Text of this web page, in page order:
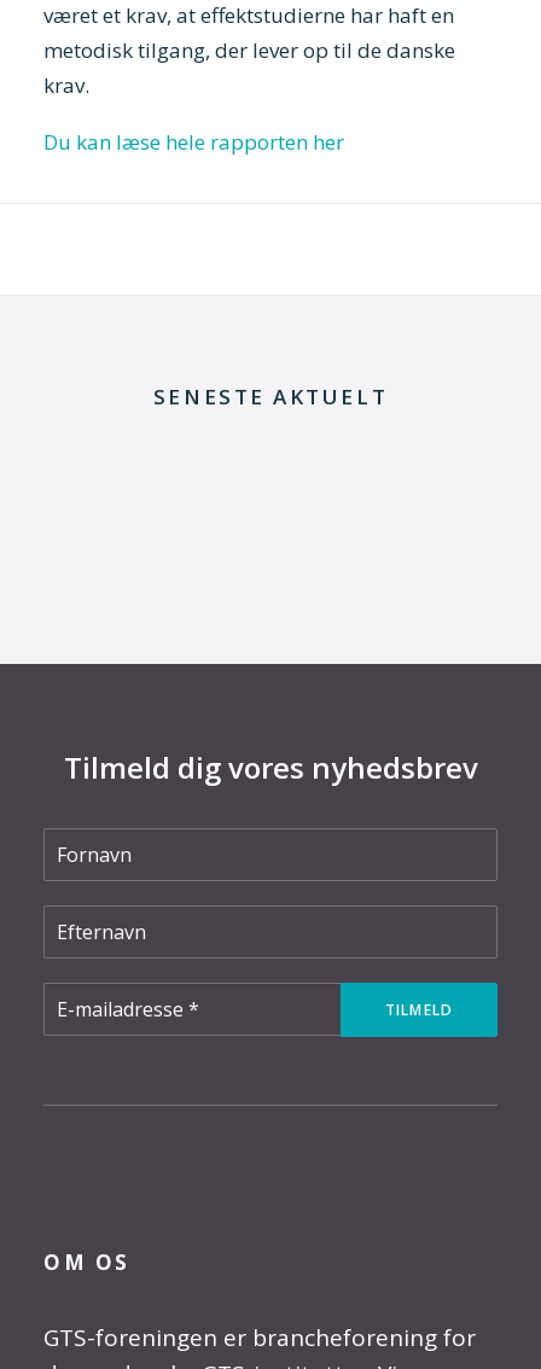
været et krav, at effektstudierne har haft en
metodisk tilgang, der lever op til de danske
krav.
Du kan læse hele rapporten her
SENESTE AKTUELT
Tilmeld dig vores nyhedsbrev
OM OS
GTS-foreningen er brancheforening for